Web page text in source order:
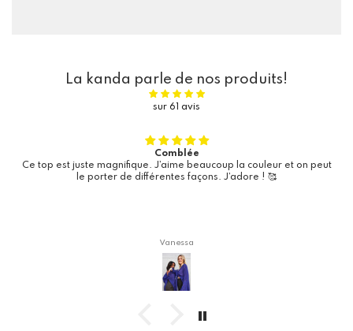
La kanda parle de nos produits!
sur 61 avis
Comblée
Ce top est juste magnifique. J’aime beaucoup la couleur et on peut
le porter de différentes façons. J’adore ! 🥰
Vanessa